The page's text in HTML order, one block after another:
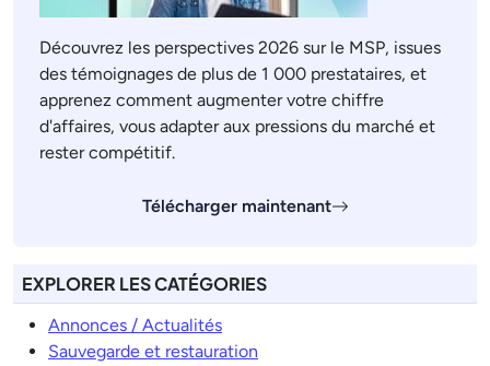
Découvrez les perspectives 2026 sur le MSP, issues
des témoignages de plus de 1 000 prestataires, et
apprenez comment augmenter votre chiffre
d'affaires, vous adapter aux pressions du marché et
rester compétitif.
Télécharger maintenant
EXPLORER LES CATÉGORIES
Annonces / Actualités
Sauvegarde et restauration